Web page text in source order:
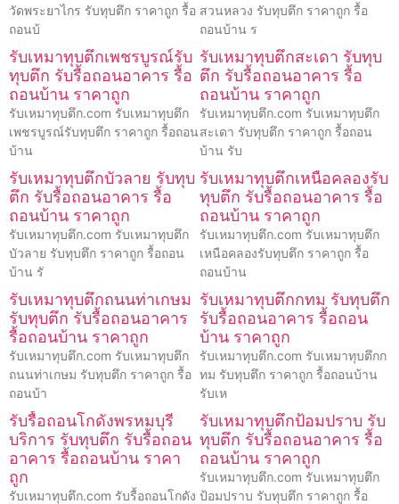
วัดพระยาไกร รับทุบตึก ราคาถูก รื้อ
ถอนบ้
สวนหลวง รับทุบตึก ราคาถูก รื้อ
ถอนบ้าน ร
รับเหมาทุบตึกเพชรบูรณ์รับ
ทุบตึก รับรื้อถอนอาคาร รื้อ
ถอนบ้าน ราคาถูก
รับเหมาทุบตึก.com รับเหมาทุบตึก
เพชรบูรณ์รับทุบตึก ราคาถูก รื้อถอน
บ้าน
รับเหมาทุบตึกสะเดา รับทุบ
ตึก รับรื้อถอนอาคาร รื้อ
ถอนบ้าน ราคาถูก
รับเหมาทุบตึก.com รับเหมาทุบตึก
สะเดา รับทุบตึก ราคาถูก รื้อถอน
บ้าน รับ
รับเหมาทุบตึกบัวลาย รับทุบ
ตึก รับรื้อถอนอาคาร รื้อ
ถอนบ้าน ราคาถูก
รับเหมาทุบตึก.com รับเหมาทุบตึก
บัวลาย รับทุบตึก ราคาถูก รื้อถอน
บ้าน รั
รับเหมาทุบตึกเหนือคลองรับ
ทุบตึก รับรื้อถอนอาคาร รื้อ
ถอนบ้าน ราคาถูก
รับเหมาทุบตึก.com รับเหมาทุบตึก
เหนือคลองรับทุบตึก ราคาถูก รื้อ
ถอนบ้าน
รับเหมาทุบตึกถนนท่าเกษม
รับทุบตึก รับรื้อถอนอาคาร
รื้อถอนบ้าน ราคาถูก
รับเหมาทุบตึก.com รับเหมาทุบตึก
ถนนท่าเกษม รับทุบตึก ราคาถูก รื้อ
ถอนบ้า
รับเหมาทุบตึกกทม รับทุบตึก
รับรื้อถอนอาคาร รื้อถอน
บ้าน ราคาถูก
รับเหมาทุบตึก.com รับเหมาทุบตึกก
ทม รับทุบตึก ราคาถูก รื้อถอนบ้าน
รับเห
รับรื้อถอนโกดังพรหมบุรี
บริการ รับทุบตึก รับรื้อถอน
อาคาร รื้อถอนบ้าน ราคา
ถูก
รับเหมาทุบตึก.com รับรื้อถอนโกดัง
รับเหมาทุบตึกป้อมปราบ รับ
ทุบตึก รับรื้อถอนอาคาร รื้อ
ถอนบ้าน ราคาถูก
รับเหมาทุบตึก.com รับเหมาทุบตึก
ป้อมปราบ รับทุบตึก ราคาถูก รื้อ